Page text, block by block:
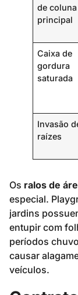
de coluna
principal
Caixa de
gordura
saturada
Invasão
raízes
Os ralos de
especial.
jardins
entupir com
períodos
causar
veículos.